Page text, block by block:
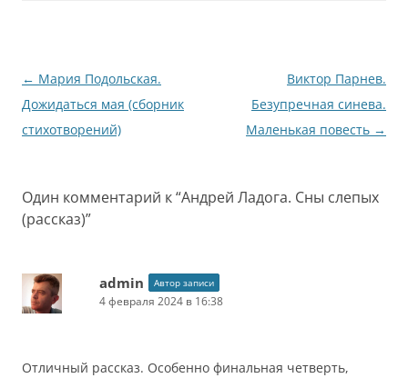
Навигация
по
записям
← Мария Подольская.
Дожидаться мая (сборник
стихотворений)
Виктор Парнев.
Безупречная синева.
Маленькая повесть →
Один комментарий к “Андрей Ладога. Сны слепых
(рассказ)”
admin Автор записи
4 февраля 2024 в 16:38
Отличный рассказ. Особенно финальная четверть,